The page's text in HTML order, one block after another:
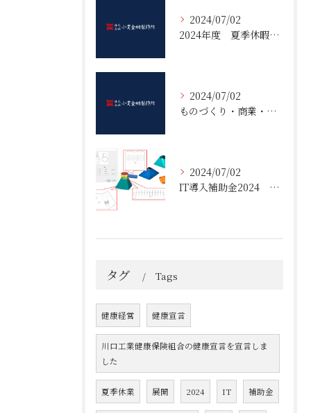
2024/07/02
2024年度 夏季休暇のご案内
2024/07/02
ものづくり・商業・サービス生産性向上促進補助金１８次採択決定
2024/07/02
IT導入補助金2024 1次 採択決定
タグ Tags
健康経営 健康宣言
川口工業健康保険組合の健康宣言を宣言しま
した
夏季休業 展開 2024 IT 補助金